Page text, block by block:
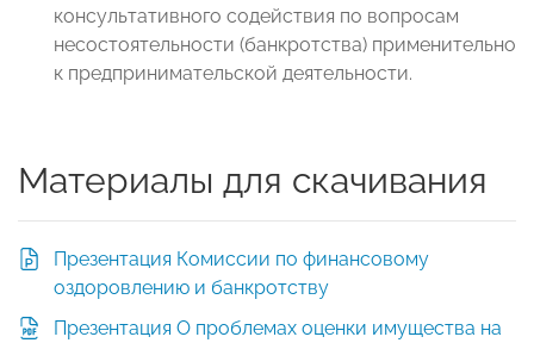
консультативного содействия по вопросам
несостоятельности (банкротства) применительно
к предпринимательской деятельности.
Материалы для скачивания
Презентация Комиссии по финансовому
оздоровлению и банкротству
Презентация О проблемах оценки имущества на